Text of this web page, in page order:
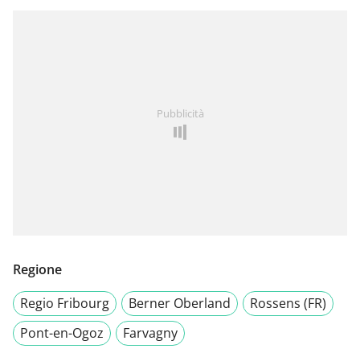
Pubblicità
Regione
Regio Fribourg
Berner Oberland
Rossens (FR)
Pont-en-Ogoz
Farvagny